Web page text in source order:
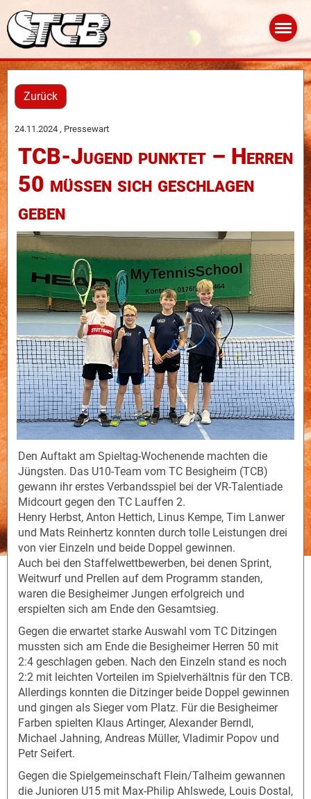
Zurück
24.11.2024 , Pressewart
TCB-Jugend punktet – Herren
50 müssen sich geschlagen
geben
Den Auftakt am Spieltag-Wochenende machten die
Jüngsten. Das U10-Team vom TC Besigheim (TCB)
gewann ihr erstes Verbandsspiel bei der VR-Talentiade
Midcourt gegen den TC Lauffen 2.
Henry Herbst, Anton Hettich, Linus Kempe, Tim Lanwer
und Mats Reinhertz konnten durch tolle Leistungen drei
von vier Einzeln und beide Doppel gewinnen.
Auch bei den Staffelwettbewerben, bei denen Sprint,
Weitwurf und Prellen auf dem Programm standen,
waren die Besigheimer Jungen erfolgreich und
erspielten sich am Ende den Gesamtsieg.
Gegen die erwartet starke Auswahl vom TC Ditzingen
mussten sich am Ende die Besigheimer Herren 50 mit
2:4 geschlagen geben. Nach den Einzeln stand es noch
2:2 mit leichten Vorteilen im Spielverhältnis für den TCB.
Allerdings konnten die Ditzinger beide Doppel gewinnen
und gingen als Sieger vom Platz. Für die Besigheimer
Farben spielten Klaus Artinger, Alexander Berndl,
Michael Jahning, Andreas Müller, Vladimir Popov und
Petr Seifert.
Gegen die Spielgemeinschaft Flein/Talheim gewannen
die Junioren U15 mit Max-Philip Ahlswede, Louis Dostal,